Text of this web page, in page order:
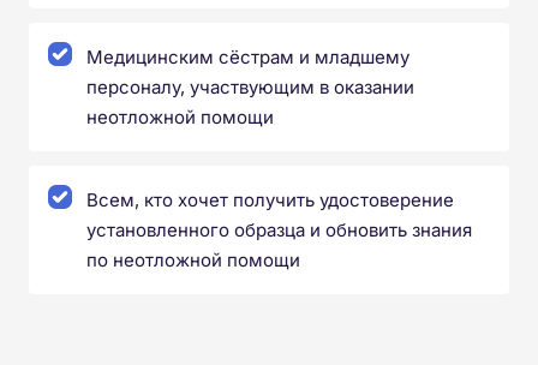
Медицинским сёстрам и младшему
персоналу, участвующим в оказании
неотложной помощи
Всем, кто хочет получить удостоверение
установленного образца и обновить знания
по неотложной помощи